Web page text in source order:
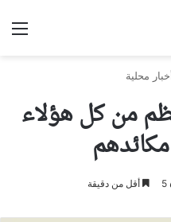
أخبار محلية
من كل هؤلاء
5 أقل من دقيقة